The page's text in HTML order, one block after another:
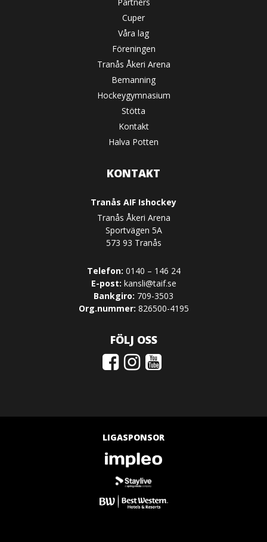
Cuper
Våra lag
Föreningen
Tranås Åkeri Arena
Bemanning
Hockeygymnasium
Stötta
Kontakt
Halva Potten
KONTAKT
Tranås AIF Ishockey
Tranås Åkeri Arena
Sportvägen 5A
573 93 Tranås
Telefon: 0140 – 146 24
E-post: kansli@taif.se
Bankgiro: 709-3503
Org.nummer: 826500-4195
FÖLJ OSS
LIGASPONSOR